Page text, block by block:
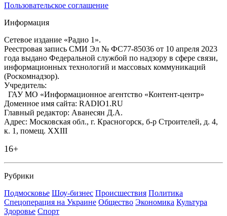
Пользовательское соглашение
Информация
Сетевое издание «Радио 1».
Реестровая запись СМИ Эл № ФС77-85036 от 10 апреля 2023
года выдано Федеральной службой по надзору в сфере связи,
информационных технологий и массовых коммуникаций
(Роскомнадзор).
Учредитель:
ГАУ МО «Информационное агентство «Контент-центр»
Доменное имя сайта: RADIO1.RU
Главный редактор: Аванесян Д.А.
Адрес: Московская обл., г. Красногорск, б-р Строителей, д. 4,
к. 1, помещ. XXIII
16+
Рубрики
Подмосковье Шоу-бизнес Происшествия Политика
Спецоперация на Украине Общество Экономика Культура
Здоровье Спорт